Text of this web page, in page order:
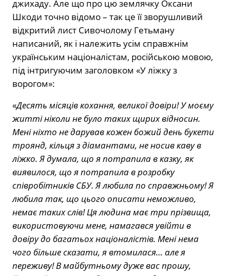
джихаду. Але що про цю землячку Оксани
Шкоди точно відомо – так це її зворушливий
відкритий лист Сивочолому Гетьману
написаний, як і належить усім справжнім
українським націоналістам, російською мовою,
під інтригуючим заголовком «У ліжку з
ворогом»:
«Десять місяців кохання, великої довіри! У моєму
житті ніколи не було таких щирих відносин.
Мені ніхто не дарував кожен божий день букети
троянд, кільця з діамантами, не носив каву в
ліжко. Я думала, що я потрапила в казку, як
виявилося, що я потрапила в розробку
співробітників СБУ. Я любила по справжньому! Я
любила так, що цього описати неможливо,
немає таких слів! Ця людина має три прізвища,
використовуючи мене, намагався увійти в
довіру до багатьох націоналістів. Мені нема
чого більше сказати, я втомилася… але я
переживу! В майбутньому дуже вас прошу,